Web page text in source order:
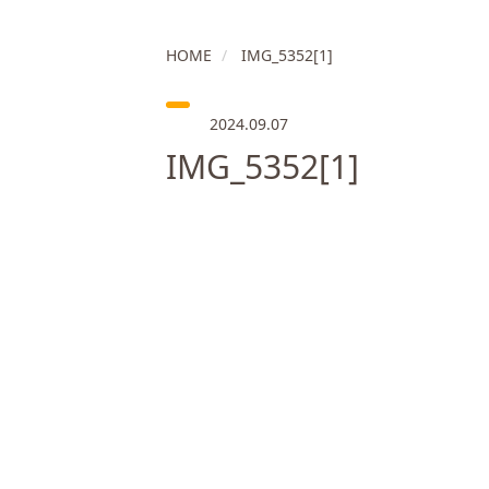
HOME IMG_5352[1]
2024.09.07
IMG_5352[1]